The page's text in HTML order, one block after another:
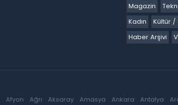
Magazin
Kadın
Kültür /
Haber Arşivi
Afyon Ağrı Aksaray Amasya Ankara Antalya